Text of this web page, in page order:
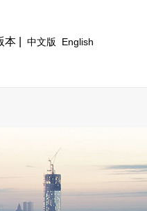
English
中文版
|